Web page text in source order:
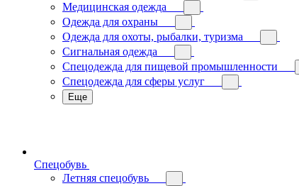
Медицинская одежда
Одежда для охраны
Одежда для охоты, рыбалки, туризма
Сигнальная одежда
Спецодежда для пищевой промышленности
Спецодежда для сферы услуг
Еще
Спецобувь
Летняя спецобувь